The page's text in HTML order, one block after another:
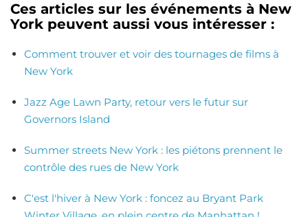
Ces articles sur les événements à New
York peuvent aussi vous intéresser :
Comment trouver et voir des tournages de films à
New York
Jazz Age Lawn Party, retour vers le futur sur
Governors Island
Summer streets New York : les piétons prennent le
contrôle des rues de New York
C'est l'hiver à New York : foncez au Bryant Park